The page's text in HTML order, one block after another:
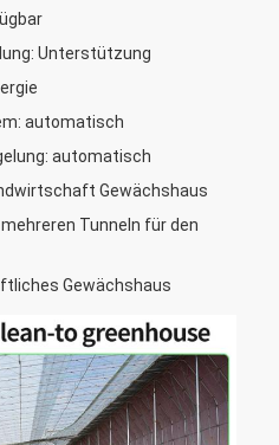
Unterstützung
automatisch
automatisch
Gewächshaus
Tunneln für den
Gewächshaus